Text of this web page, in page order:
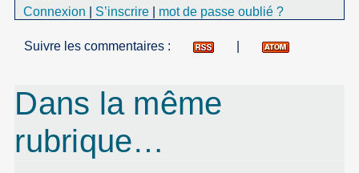
Connexion S’inscrire mot de passe oublié ?
Suivre les commentaires :
Dans la même
rubrique…